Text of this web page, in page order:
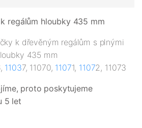
regálům hloubky 435 mm
k dřevěným regálům s plnými
435 mm
11037, 11070, 11071, 11072, 11073
proto poskytujeme
5 let